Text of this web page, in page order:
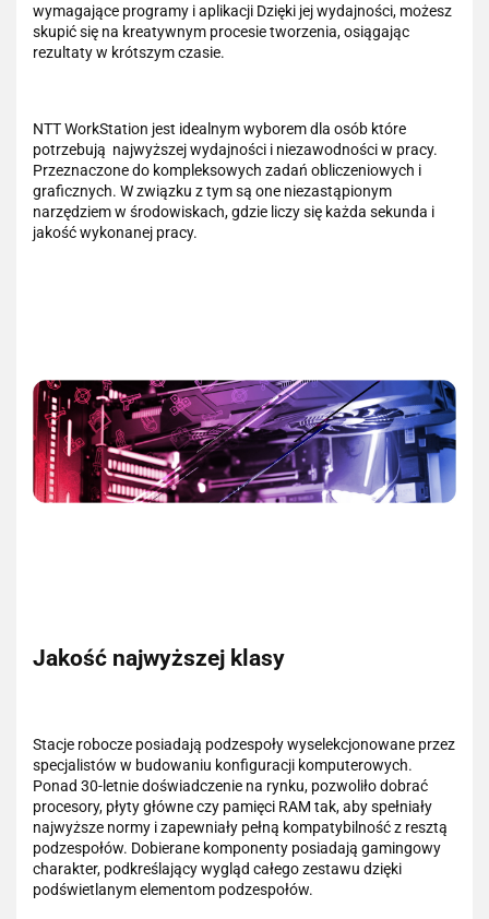
wymagające programy i aplikacji Dzięki jej wydajności, możesz
skupić się na kreatywnym procesie tworzenia, osiągając
rezultaty w krótszym czasie.
NTT WorkStation jest idealnym wyborem dla osób które
potrzebują najwyższej wydajności i niezawodności w pracy.
Przeznaczone do kompleksowych zadań obliczeniowych i
graficznych. W związku z tym są one niezastąpionym
narzędziem w środowiskach, gdzie liczy się każda sekunda i
jakość wykonanej pracy.
Jakość najwyższej klasy
Stacje robocze posiadają podzespoły wyselekcjonowane przez
specjalistów w budowaniu konfiguracji komputerowych.
Ponad 30-letnie doświadczenie na rynku, pozwoliło dobrać
procesory, płyty główne czy pamięci RAM tak, aby spełniały
najwyższe normy i zapewniały pełną kompatybilność z resztą
podzespołów. Dobierane komponenty posiadają gamingowy
charakter, podkreślający wygląd całego zestawu dzięki
podświetlanym elementom podzespołów.